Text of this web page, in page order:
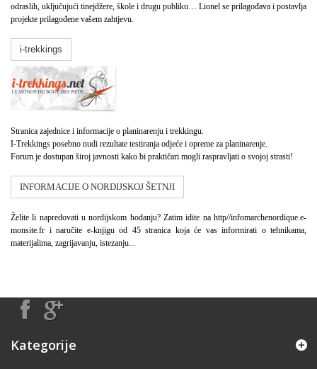
odraslih, uključujući tinejdžere, škole i drugu publiku… Lionel se prilagođava i postavlja
projekte prilagođene vašem zahtjevu.
i-trekkings
Stranica zajednice i informacije o planinarenju i trekkingu.
I-Trekkings posebno nudi rezultate testiranja odjeće i opreme za planinarenje.
Forum je dostupan široj javnosti kako bi praktičari mogli raspravljati o svojoj strasti!
INFORMACIJE O NORDIJSKOJ ŠETNJI
Želite li napredovati u nordijskom hodanju? Zatim idite na http//infomarchenordique.e-
monsite.fr i naručite e-knjigu od 45 stranica koja će vas informirati o tehnikama,
materijalima, zagrijavanju, istezanju...
Kategorije